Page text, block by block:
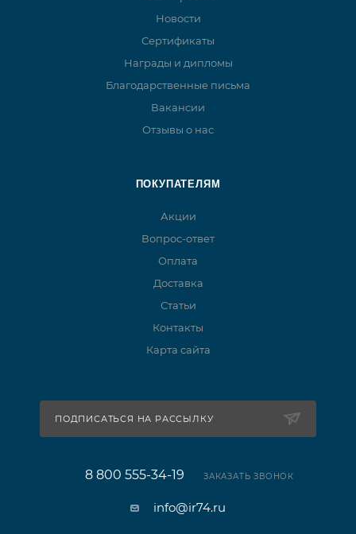
Новости
Сертификаты
Награды и дипломы
Благодарственные письма
Вакансии
Отзывы о нас
ПОКУПАТЕЛЯМ
Акции
Вопрос-ответ
Оплата
Доставка
Статьи
Контакты
Карта сайта
ПОДПИСАТЬСЯ НА РАССЫЛКУ
8 800 555-34-19 ЗАКАЗАТЬ ЗВОНОК
info@ir74.ru